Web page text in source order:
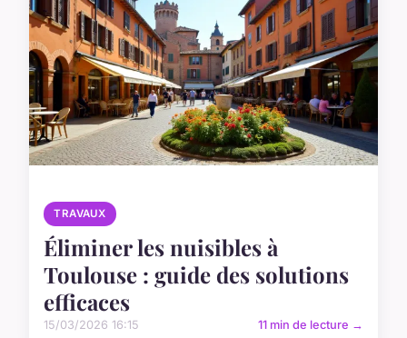
TRAVAUX
Éliminer les nuisibles à
Toulouse : guide des solutions
efficaces
15/03/2026 16:15 11 min de lecture →